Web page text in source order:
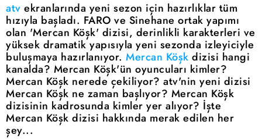
atv ekranlarında yeni sezon için hazırlıklar tüm
hızıyla başladı. FARO ve Sinehane ortak yapımı
olan 'Mercan Köşk' dizisi, derinlikli karakterleri ve
yüksek dramatik yapısıyla yeni sezonda izleyiciyle
buluşmaya hazırlanıyor. Mercan Köşk dizisi hangi
kanalda? Mercan Köşk'ün oyuncuları kimler?
Mercan Köşk nerede çekiliyor? atv'nin yeni dizisi
Mercan Köşk ne zaman başlıyor? Mercan Köşk
dizisinin kadrosunda kimler yer alıyor? İşte
Mercan Köşk dizisi hakkında merak edilen her
şey...